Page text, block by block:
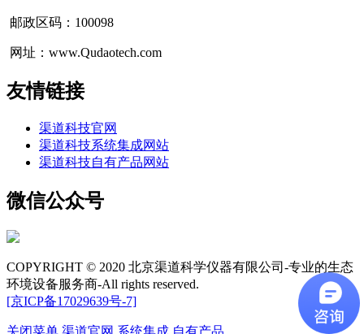
邮政区码：100098
网址：www.Qudaotech.com
友情链接
渠道科技官网
渠道科技系统集成网站
渠道科技自有产品网站
微信公众号
COPYRIGHT © 2020 北京渠道科学仪器有限公司-专业的生态
环境设备服务商-All rights reserved.
[京ICP备17029639号-7]
关闭菜单 渠道官网 系统集成 自有产品